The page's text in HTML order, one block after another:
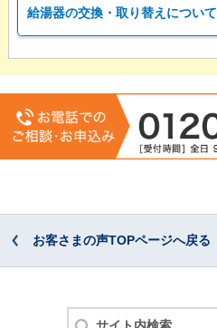
給湯器の交換・取り替えについて
お客さまの声TOPページへ戻る